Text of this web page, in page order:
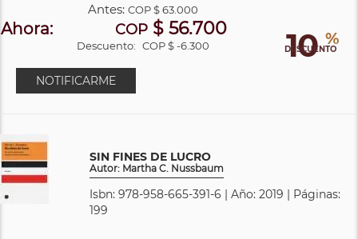
10 %
DESCUENTO
Antes:COP$ 63.000
Ahora: COP $ 56.700
Descuento: COP $ -6.300
NOTIFICARME
SIN FINES DE LUCRO
Autor: Martha C. Nussbaum
Isbn: 978-958-665-391-6 | Año: 2019 | Páginas:
199